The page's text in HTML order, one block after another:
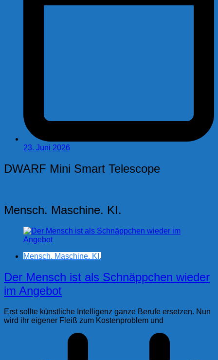
23. Juni 2026
DWARF Mini Smart Telescope
Mensch. Maschine. KI.
Mensch. Maschine. KI.
Der Mensch ist als Schnäppchen wieder
im Angebot
Erst sollte künstliche Intelligenz ganze Berufe ersetzen. Nun
wird ihr eigener Fleiß zum Kostenproblem und